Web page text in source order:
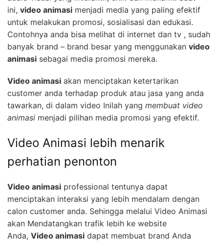
ini, video animasi menjadi media yang paling efektif
untuk melakukan promosi, sosialisasi dan edukasi.
Contohnya anda bisa melihat di internet dan tv , sudah
banyak brand – brand besar yang menggunakan video
animasi sebagai media promosi mereka.
Video animasi akan menciptakan ketertarikan
customer anda terhadap produk atau jasa yang anda
tawarkan, di dalam video Inilah yang membuat video
animasi menjadi pilihan media promosi yang efektif.
Video Animasi lebih menarik
perhatian penonton
Video animasi professional tentunya dapat
menciptakan interaksi yang lebih mendalam dengan
calon customer anda. Sehingga melalui Video Animasi
akan Mendatangkan trafik lebih ke website
Anda, Video animasi dapat membuat brand Anda